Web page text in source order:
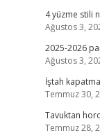
4 yüzme stili
Ağustos 3,
2025-2026
Ağustos 3,
İştah
Temmuz 30,
Tavuktan
Temmuz 28,